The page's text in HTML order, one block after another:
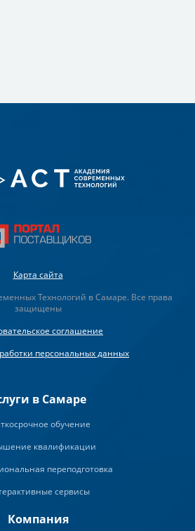
Карта сайта
Технологий в Самаре. Все права
защищены
соглашение
персональных данных
в Самаре
обучение
квалификации
переподготовка
сервисы
Компания